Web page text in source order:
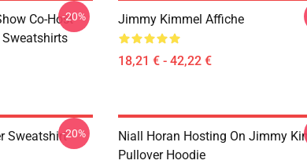
Co-Host-20% Jimmy Kimmel Affiche
18,21 € - 42,22 €
Sweatshirt-20%
Niall Horan Hosting On Jimmy
Pullover Hoodie